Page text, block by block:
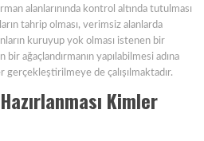
alanlarınında kontrol altında tutulması
tahrip olması, verimsiz alanlarda
kuruyup yok olması istenen bir
ağaçlandırmanın yapılabilmesi adına
de çalışılmaktadır.
Kimler